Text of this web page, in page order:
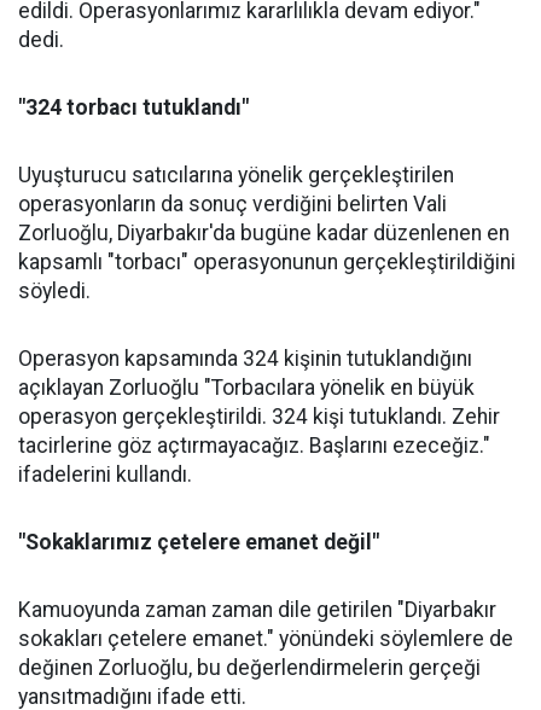
edildi. Operasyonlarımız kararlılıkla devam ediyor."
dedi.
"324 torbacı tutuklandı"
Uyuşturucu satıcılarına yönelik gerçekleştirilen
operasyonların da sonuç verdiğini belirten Vali
Zorluoğlu, Diyarbakır'da bugüne kadar düzenlenen en
kapsamlı "torbacı" operasyonunun gerçekleştirildiğini
söyledi.
Operasyon kapsamında 324 kişinin tutuklandığını
açıklayan Zorluoğlu "Torbacılara yönelik en büyük
operasyon gerçekleştirildi. 324 kişi tutuklandı. Zehir
tacirlerine göz açtırmayacağız. Başlarını ezeceğiz."
ifadelerini kullandı.
"Sokaklarımız çetelere emanet değil"
Kamuoyunda zaman zaman dile getirilen "Diyarbakır
sokakları çetelere emanet." yönündeki söylemlere de
değinen Zorluoğlu, bu değerlendirmelerin gerçeği
yansıtmadığını ifade etti.